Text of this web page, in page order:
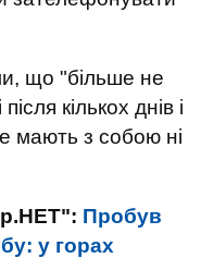
що "більше не
кількох днів і
мають з собою ні
Пробув
у горах